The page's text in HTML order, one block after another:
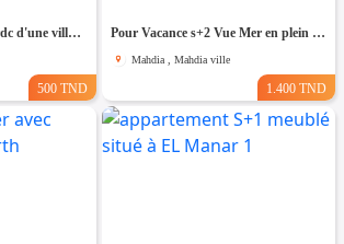
un studio s+2 vide au rdc d'une villa a louer situé a bardo prés de stade
500 TND
Pour Vacance s+2 Vue Mer en plein Zone Touristique Mahdia
Mahdia , Mahdia ville
1.400 TND